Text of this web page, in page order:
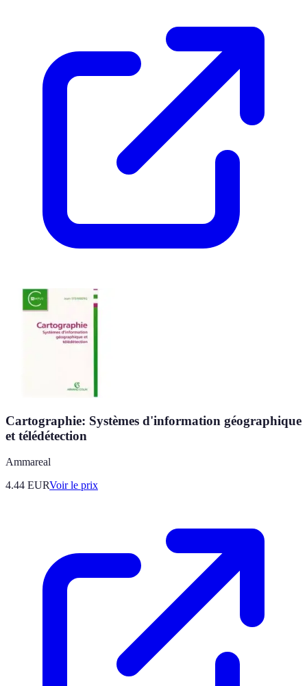
Cartographie: Systèmes d'information géographique
et télédétection
Ammareal
4.44 EURVoir le prix